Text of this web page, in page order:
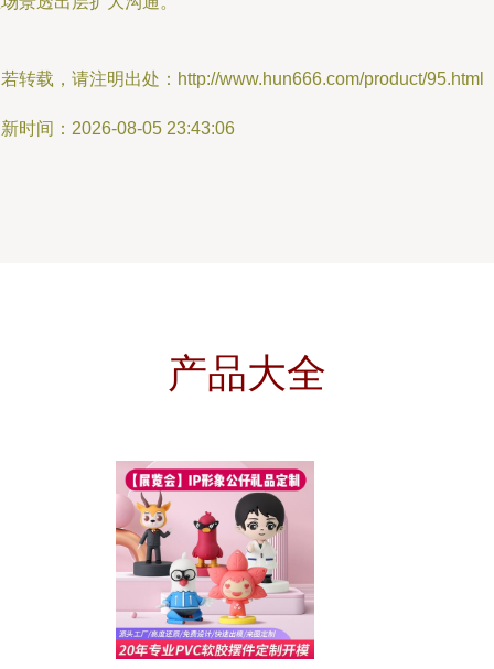
转载，请注明出处：http://www.hun666.com/product/95.html
时间：2026-08-05 23:43:06
产品大全